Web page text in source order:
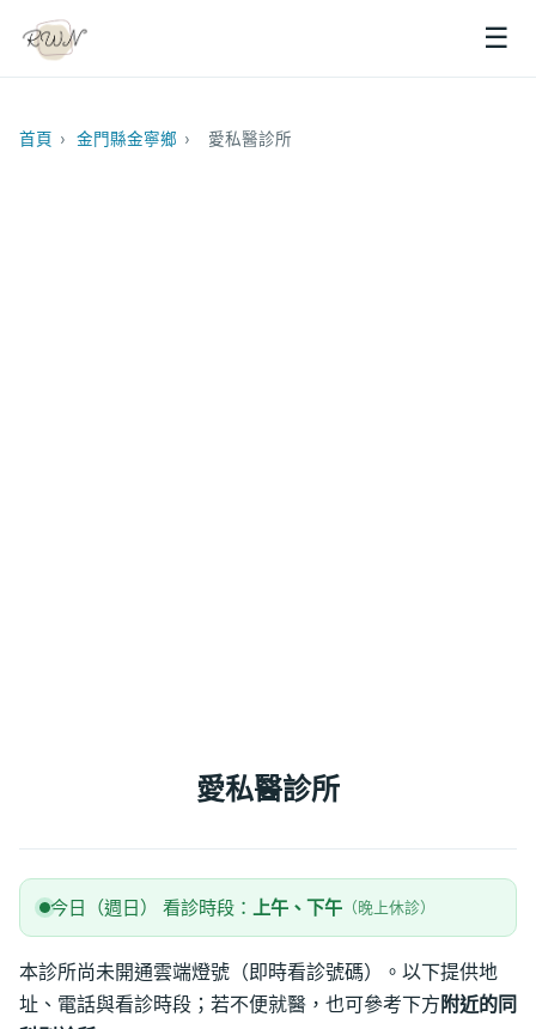
☰
首頁 › 金門縣金寧鄉 › 愛私醫診所
愛私醫診所
今日（週日） 看診時段： 上午、下午 （晚上休診）
本診所尚未開通雲端燈號（即時看診號碼）。以下提供地
址、電話與看診時段；若不便就醫，也可參考下方 附近的同